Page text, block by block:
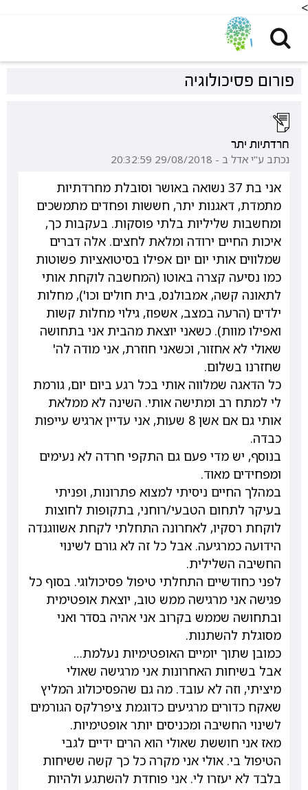
<
פורום פסיכולוגיה
חרדתיות יתר
נכתב ע"י אדל ב - 29/08/2018 20:32:59
אני בת 37 נשואה באושר וסובלת מחרדתיות
מתמדת, דאגנות יתר, חששות ופחדים מתמשכים
ומחשבות שליליות בלתי פוסקות. בעקבות כך,
איכות החיים ירודה ומלאת לחצים. אלה דברים
שמלווים אותי יום יום אפילו בסיטואציות פשוטות
כמו נסיעה קצרה באוטו (המחשבה לוקחת אותי
לתאונה קשה, אמבולנס, בית חולים וכו'), מחלות
ילדים (הרעה במצב, אשפוז, גילוי מחלות קשות
ואפילו מוות). כשאני יוצאת מהבית אני בתחושה
שאולי לא אחזור, וכשאני חוזרת, אני מודה לה'
שחזרנו בשלום.
כל הדאגה שמלווה אותי בכל רגע ביום יום, גורמת
לי למתח רב ומתישה אותי. השינה לא ממלאת
אותי גם אם אשן 8 שעות, אני עדיין ארגיש עייפות
כבדה.
בנוסף, יש מדי פעם גם התקפי חרדה לא נעימים
ומפחידים מאוד.
במהלך החיים ניסיתי למצוא פתרונות, ופניתי
בעיקר לתחום הטבעי/רוחני, בתקופות לחוצות
לוקחת רסקיו, לאחרונה התחלתי לקחת אשווגנדה
הידועה כמרגיעה. אבל כל זה לא גורם לשינוי
החשיבה השלילית.
לפני כחודשיים התחלתי טיפול פסיכולוגי. בסוף כל
פגישה אני מרגישה ממש טוב, יוצאת אופטימית
ובתחושה שממש בקרוב אני אהיה בסדר ואני
מסוגלת להשתנות.
כמובן שתוך יומיים האופטימיות נעלמת…
אבל בשיחות האחרונות אני מרגישה שאולי
מיציתי, וזה לא עובד. מה גם שהפסיכולוג המליץ
שאקח כדורים מרגיעים כדוגמת ציפרלקס הגורמים
לשינוי החשיבה ומכניסים יותר אופטימיות.
מאז אני חוששת שאולי הוא הרים ידיים לגבי
הטיפול בי. אולי אני מקרה כל כך קשה ששיחות
בלבד לא יעזרו לי. אני פוחדת להשתגע ולהיות